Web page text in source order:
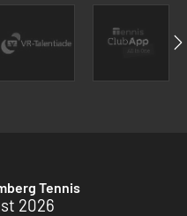
Tennis
2026